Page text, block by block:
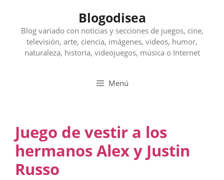
contenido
Blogodisea
Blog variado con noticias y secciones de juegos, cine,
televisión, arte, ciencia, imágenes, videos, humor,
naturaleza, historia, videojuegos, música o Internet
Menú
Juego de vestir a los
hermanos Alex y Justin
Russo